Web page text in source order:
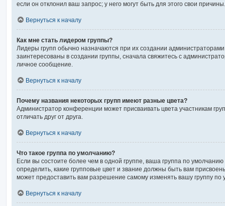
если он отклонил ваш запрос; у него могут быть для этого свои причины.
Вернуться к началу
Как мне стать лидером группы?
Лидеры групп обычно назначаются при их создании
заинтересованы в создании группы, сначала свяжитесь с
личное сообщение.
Вернуться к началу
Почему названия некоторых групп имеют разные цвета?
Администратор конференции может присваивать цвета участникам
отличать друг от друга.
Вернуться к началу
Что такое группа по умолчанию?
Если вы состоите более чем в одной группе, ваша группа по умолчанию
определить, какие групповые цвет и звание должны быть вам
может предоставить вам разрешение самому изменять вашу группу
Вернуться к началу